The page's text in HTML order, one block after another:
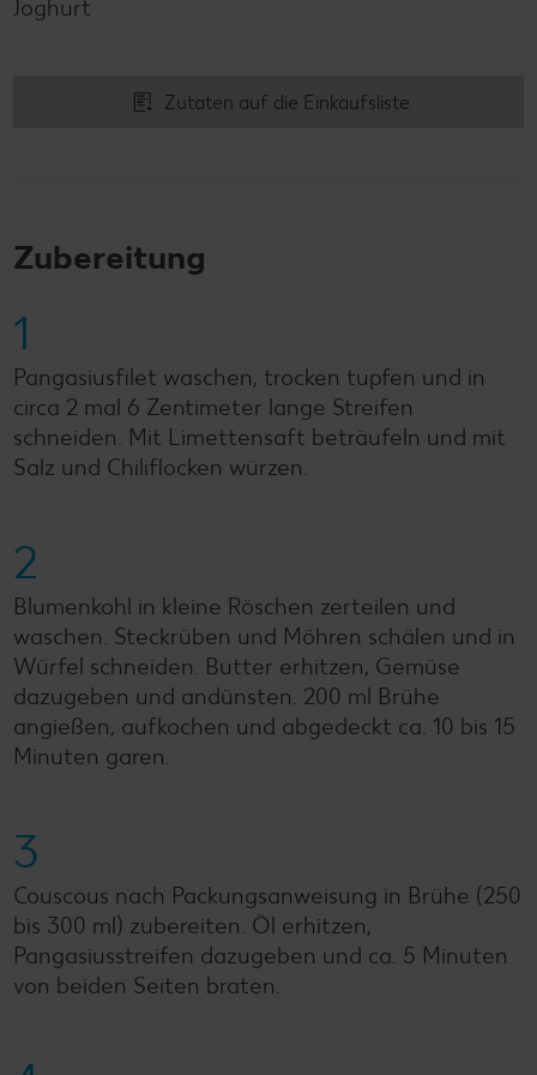
Joghurt
Zutaten auf die Einkaufsliste
Zubereitung
1
Pangasiusfilet waschen, trocken tupfen und in
circa 2 mal 6 Zentimeter lange Streifen
schneiden. Mit Limettensaft beträufeln und mit
Salz und Chiliflocken würzen.
2
Blumenkohl in kleine Röschen zerteilen und
waschen. Steckrüben und Möhren schälen und in
Würfel schneiden. Butter erhitzen, Gemüse
dazugeben und andünsten. 200 ml Brühe
angießen, aufkochen und abgedeckt ca. 10 bis 15
Minuten garen.
3
Couscous nach Packungsanweisung in Brühe (250
bis 300 ml) zubereiten. Öl erhitzen,
Pangasiusstreifen dazugeben und ca. 5 Minuten
von beiden Seiten braten.